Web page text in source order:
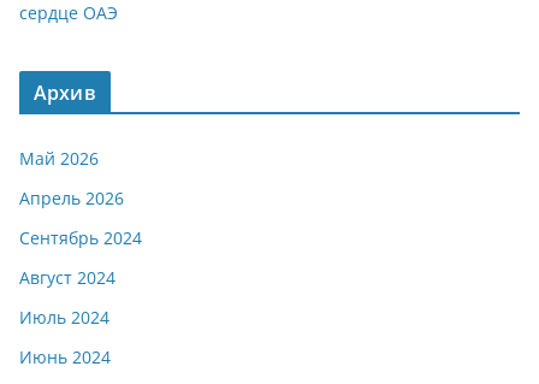
сердце ОАЭ
Архив
Май 2026
Апрель 2026
Сентябрь 2024
Август 2024
Июль 2024
Июнь 2024